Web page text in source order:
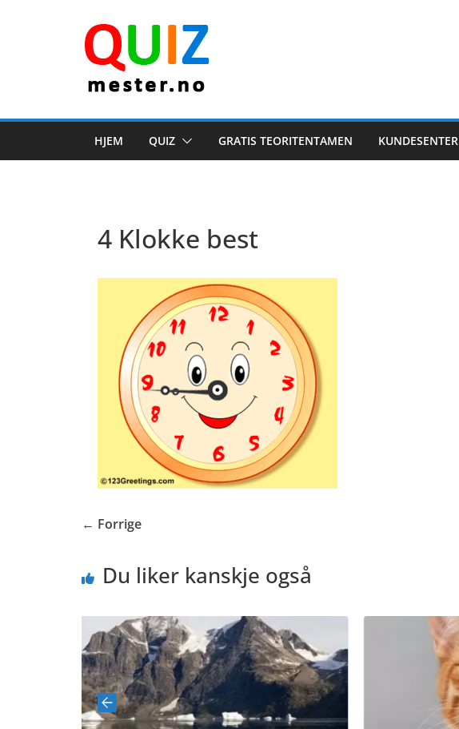
HJEM QUIZ GRATIS TEORITENTAMEN KUNDESENTER
4 Klokke best
← Forrige
Du liker kanskje også